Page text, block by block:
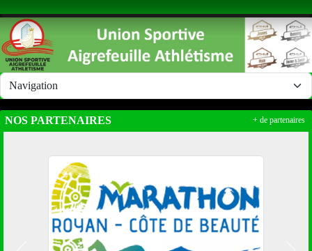
NOS PARTENAIRES + de partenaires